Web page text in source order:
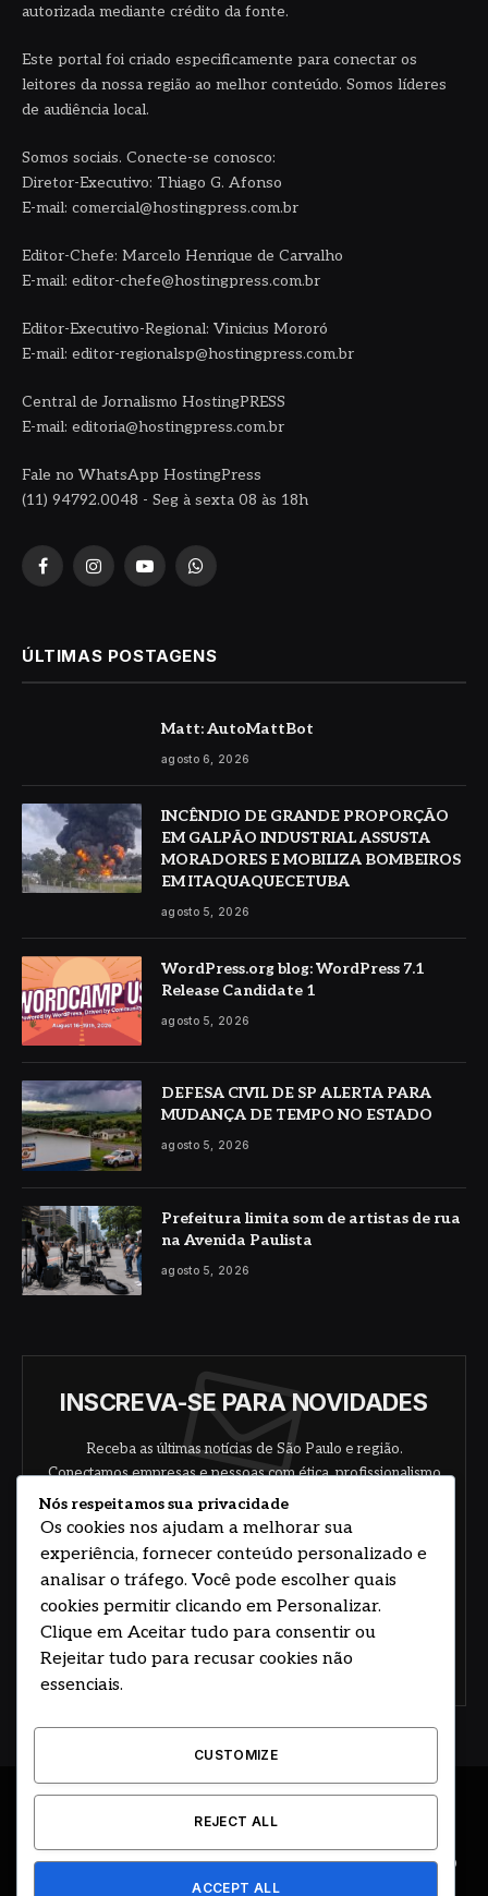
autorizada mediante crédito da fonte.
Este portal foi criado especificamente para conectar os
leitores da nossa região ao melhor conteúdo. Somos líderes
de audiência local.
Somos sociais. Conecte-se conosco:
Diretor-Executivo: Thiago G. Afonso
E-mail: comercial@hostingpress.com.br
Editor-Chefe: Marcelo Henrique de Carvalho
E-mail: editor-chefe@hostingpress.com.br
Editor-Executivo-Regional: Vinicius Mororó
E-mail: editor-regionalsp@hostingpress.com.br
Central de Jornalismo HostingPRESS
E-mail: editoria@hostingpress.com.br
Fale no WhatsApp HostingPress
(11) 94792.0048 - Seg à sexta 08 às 18h
FacebookInstagramYouTubeWhatsApp
ÚLTIMAS POSTAGENS
Matt: AutoMattBot
agosto 6, 2026
INCÊNDIO DE GRANDE PROPORÇÃO
EM GALPÃO INDUSTRIAL ASSUSTA
MORADORES E MOBILIZA BOMBEIROS
EM ITAQUAQUECETUBA
agosto 5, 2026
WordPress.org blog: WordPress 7.1
Release Candidate 1
agosto 5, 2026
DEFESA CIVIL DE SP ALERTA PARA
MUDANÇA DE TEMPO NO ESTADO
agosto 5, 2026
Prefeitura limita som de artistas de rua
na Avenida Paulista
agosto 5, 2026
INSCREVA-SE PARA NOVIDADES
Receba as últimas notícias de São Paulo e região.
Conectamos empresas e pessoas com ética, profissionalismo
e responsabilidade.
Concorde com nossos termos e acordo de
© 2026 DESENVOLVIDO POR HOSTING PRIME BRASIL
ÚLTIMAS NOTÍCIAS DESTAQUES
CIDADE E REGIÃO
Nós respeitamos sua privacidade
Os cookies nos ajudam a melhorar sua
experiência, fornecer conteúdo personalizado e
analisar o tráfego. Você pode escolher quais
cookies permitir clicando em Personalizar.
Clique em Aceitar tudo para consentir ou
Rejeitar tudo para recusar cookies não
essenciais.
CUSTOMIZE
REJECT ALL
ACCEPT ALL